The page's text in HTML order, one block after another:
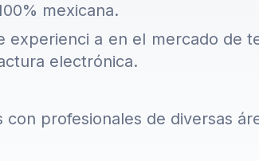
mexicana.
experienci a en el mercado de
electrónica.
profesionales de diversas